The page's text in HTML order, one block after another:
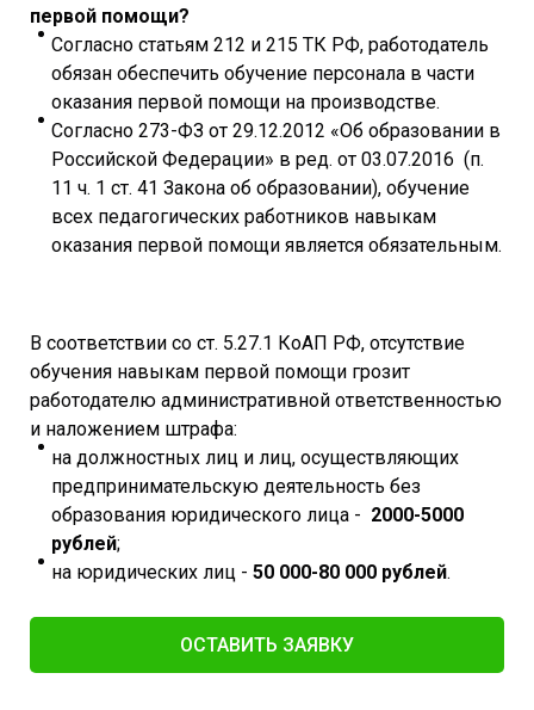
первой помощи?
Согласно статьям 212 и 215 ТК РФ, работодатель
обязан обеспечить обучение персонала в части
оказания первой помощи на производстве.
Согласно 273-ФЗ от 29.12.2012 «Об образовании в
Российской Федерации» в ред. от 03.07.2016 (п.
11 ч. 1 ст. 41 Закона об образовании), обучение
всех педагогических работников навыкам
оказания первой помощи является обязательным.
В соответствии со ст. 5.27.1 КоАП РФ, отсутствие
обучения навыкам первой помощи грозит
работодателю административной ответственностью
и наложением штрафа:
на должностных лиц и лиц, осуществляющих
предпринимательскую деятельность без
образования юридического лица - 2000-5000
рублей;
на юридических лиц - 50 000-80 000 рублей.
ОСТАВИТЬ ЗАЯВКУ​